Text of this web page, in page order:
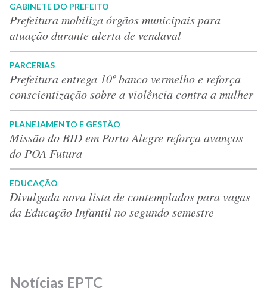
GABINETE DO PREFEITO
Prefeitura mobiliza órgãos municipais para
atuação durante alerta de vendaval
PARCERIAS
Prefeitura entrega 10º banco vermelho e reforça
conscientização sobre a violência contra a mulher
PLANEJAMENTO E GESTÃO
Missão do BID em Porto Alegre reforça avanços
do POA Futura
EDUCAÇÃO
Divulgada nova lista de contemplados para vagas
da Educação Infantil no segundo semestre
Notícias EPTC